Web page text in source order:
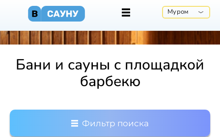
Муром
Бани и сауны с площадкой
барбекю
Фильтр поиска